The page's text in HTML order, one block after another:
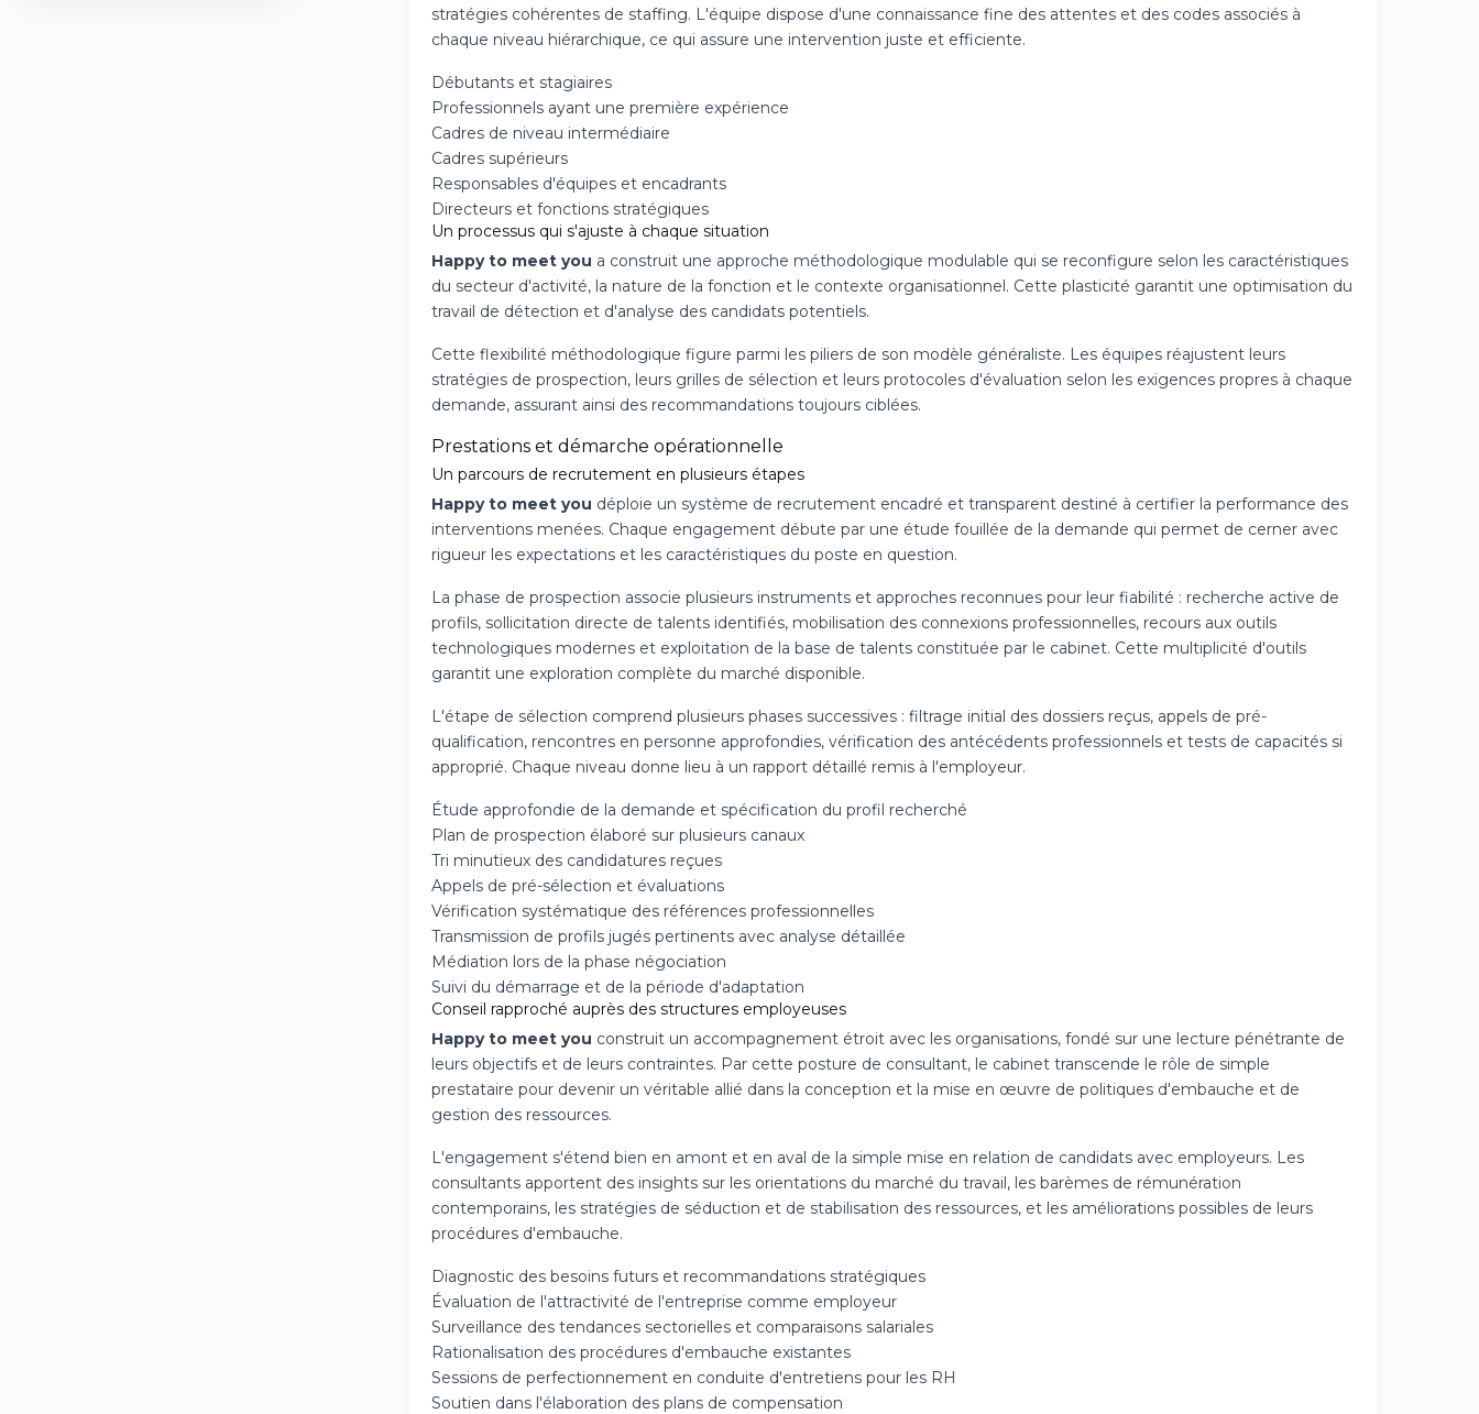
stratégies cohérentes de staffing. L'équipe dispose d'une connaissance fine des attentes et des codes associés à
chaque niveau hiérarchique, ce qui assure une intervention juste et efficiente.
Débutants et stagiaires
Professionnels ayant une première expérience
Cadres de niveau intermédiaire
Cadres supérieurs
Responsables d'équipes et encadrants
Directeurs et fonctions stratégiques
Un processus qui s'ajuste à chaque situation
Happy to meet you a construit une approche méthodologique modulable qui se reconfigure selon les caractéristiques
du secteur d'activité, la nature de la fonction et le contexte organisationnel. Cette plasticité garantit une optimisation du
travail de détection et d'analyse des candidats potentiels.
Cette flexibilité méthodologique figure parmi les piliers de son modèle généraliste. Les équipes réajustent leurs
stratégies de prospection, leurs grilles de sélection et leurs protocoles d'évaluation selon les exigences propres à chaque
demande, assurant ainsi des recommandations toujours ciblées.
Prestations et démarche opérationnelle
Un parcours de recrutement en plusieurs étapes
Happy to meet you déploie un système de recrutement encadré et transparent destiné à certifier la performance des
interventions menées. Chaque engagement débute par une étude fouillée de la demande qui permet de cerner avec
rigueur les expectations et les caractéristiques du poste en question.
La phase de prospection associe plusieurs instruments et approches reconnues pour leur fiabilité : recherche active de
profils, sollicitation directe de talents identifiés, mobilisation des connexions professionnelles, recours aux outils
technologiques modernes et exploitation de la base de talents constituée par le cabinet. Cette multiplicité d'outils
garantit une exploration complète du marché disponible.
L'étape de sélection comprend plusieurs phases successives : filtrage initial des dossiers reçus, appels de pré-
qualification, rencontres en personne approfondies, vérification des antécédents professionnels et tests de capacités si
approprié. Chaque niveau donne lieu à un rapport détaillé remis à l'employeur.
Étude approfondie de la demande et spécification du profil recherché
Plan de prospection élaboré sur plusieurs canaux
Tri minutieux des candidatures reçues
Appels de pré-sélection et évaluations
Vérification systématique des références professionnelles
Transmission de profils jugés pertinents avec analyse détaillée
Médiation lors de la phase négociation
Suivi du démarrage et de la période d'adaptation
Conseil rapproché auprès des structures employeuses
Happy to meet you construit un accompagnement étroit avec les organisations, fondé sur une lecture pénétrante de
leurs objectifs et de leurs contraintes. Par cette posture de consultant, le cabinet transcende le rôle de simple
prestataire pour devenir un véritable allié dans la conception et la mise en œuvre de politiques d'embauche et de
gestion des ressources.
L'engagement s'étend bien en amont et en aval de la simple mise en relation de candidats avec employeurs. Les
consultants apportent des insights sur les orientations du marché du travail, les barèmes de rémunération
contemporains, les stratégies de séduction et de stabilisation des ressources, et les améliorations possibles de leurs
procédures d'embauche.
Diagnostic des besoins futurs et recommandations stratégiques
Évaluation de l'attractivité de l'entreprise comme employeur
Surveillance des tendances sectorielles et comparaisons salariales
Rationalisation des procédures d'embauche existantes
Sessions de perfectionnement en conduite d'entretiens pour les RH
Soutien dans l'élaboration des plans de compensation